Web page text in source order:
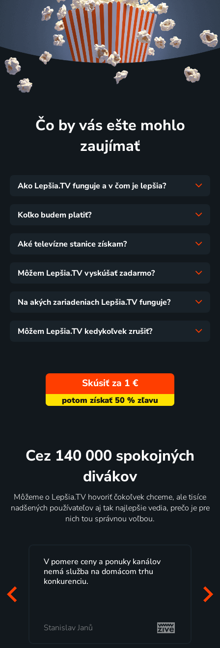
Čo by vás ešte mohlo
zaujímať
Ako Lepšia.TV funguje a v čom je lepšia?
Koľko budem platiť?
Aké televízne stanice získam?
Môžem Lepšia.TV vyskúšať zadarmo?
Na akých zariadeniach Lepšia.TV funguje?
Môžem Lepšia.TV kedykoľvek zrušiť?
Skúsiť za 1 €
Cez 140 000 spokojných
divákov
Môžeme o Lepšia.TV hovoriť čokoľvek chceme, ale tisíce
nadšených používateľov aj tak najlepšie vedia, prečo je pre
nich tou správnou voľbou.
V pomere ceny a ponuky kanálov
nemá služba na domácom trhu
konkurenciu.
Stanislav Janů